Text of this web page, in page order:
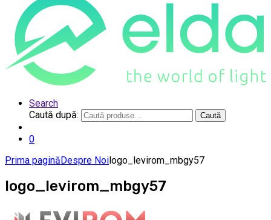
Search
Caută după:
Caută
0
Prima paginăDespre Noilogo_levirom_mbgy57
logo_levirom_mbgy57